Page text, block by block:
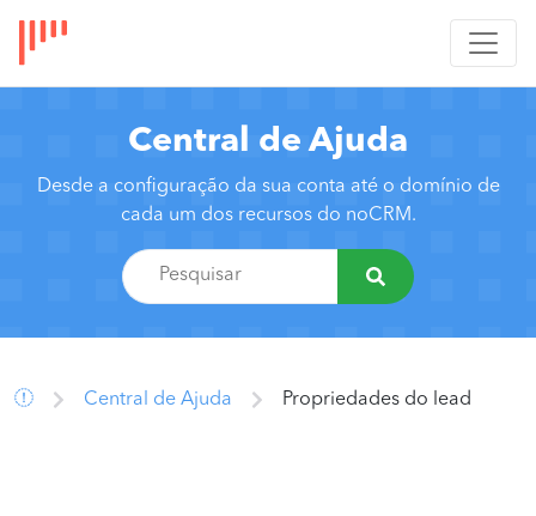
Central de Ajuda
Desde a configuração da sua conta até o domínio de
cada um dos recursos do noCRM.
Central de Ajuda Propriedades do lead